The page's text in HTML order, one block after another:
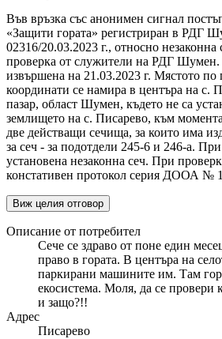
Във връзка със анонимен сигнал
«Защити гората» регистриран в РДГ
02316/20.03.2023 г., относно незаконна
проверка от служители на РДГ Шумен.
извършена на 21.03.2023 г. Мястото по
координати се намира в центъра на с.
пазар, област Шумен, където не са
землището на с. Писарево, към
две действащи сечища, за които има
за сеч - за подотдели 245-6 и 246-а.
установена незаконна сеч. При
констативен протокол серия ДООА №
Виж целия отговор
Описание от потребител
Сече се здраво от поне един
право в гората. В центъра на
паркирани машините им. Там
екосистема. Моля, да се провери
и защо?!!
Адрес
Писарево